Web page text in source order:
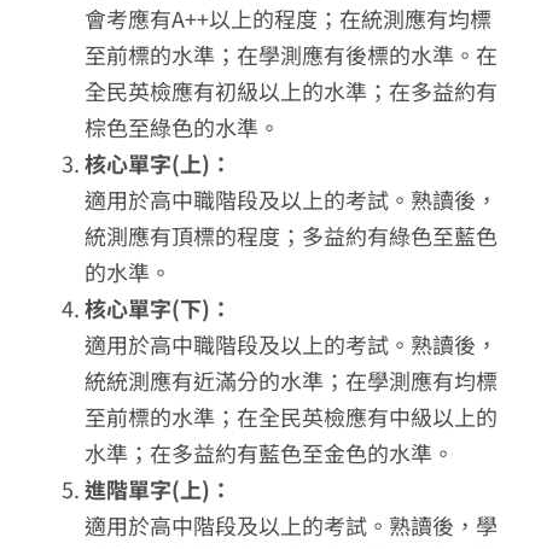
會考應有A++以上的程度；在統測應有均標
至前標的水準；在學測應有後標的水準。在
全民英檢應有初級以上的水準；在多益約有
棕色至綠色的水準。
核心單字(上)：
適用於高中職階段及以上的考試。熟讀後，
統測應有頂標的程度；多益約有綠色至藍色
的水準。
核心單字(下)：
適用於高中職階段及以上的考試。熟讀後，
統統測應有近滿分的水準；在學測應有均標
至前標的水準；在全民英檢應有中級以上的
水準；在多益約有藍色至金色的水準。
進階單字(上)：
適用於高中階段及以上的考試。熟讀後，學